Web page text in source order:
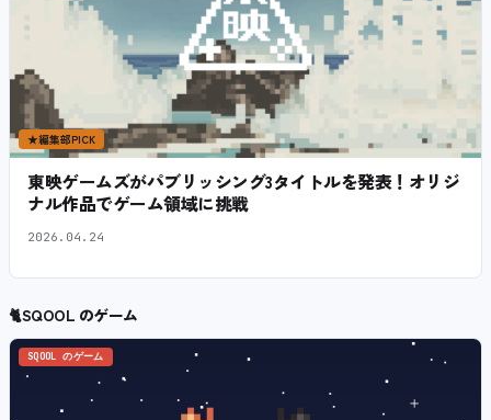
★編集部PICK
東映ゲームズがパブリッシング3タイトルを発表！オリジ
ナル作品でゲーム領域に挑戦
2026.04.24
🐈SQOOL のゲーム
SQOOL のゲーム